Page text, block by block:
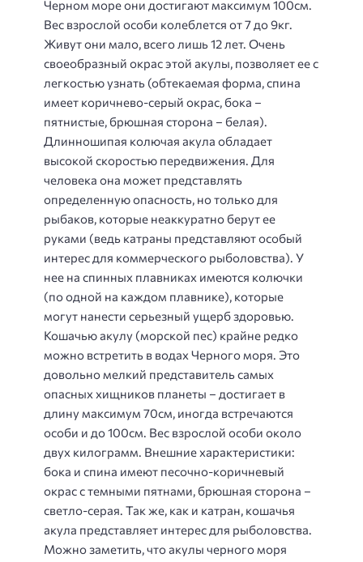
Черном море они достигают максимум 100см.
Вес взрослой особи колеблется от 7 до 9кг.
Живут они мало, всего лишь 12 лет. Очень
своеобразный окрас этой акулы, позволяет ее с
легкостью узнать (обтекаемая форма, спина
имеет коричнево-серый окрас, бока –
пятнистые, брюшная сторона – белая).
Длинношипая колючая акула обладает
высокой скоростью передвижения. Для
человека она может представлять
определенную опасность, но только для
рыбаков, которые неаккуратно берут ее
руками (ведь катраны представляют особый
интерес для коммерческого рыболовства). У
нее на спинных плавниках имеются колючки
(по одной на каждом плавнике), которые
могут нанести серьезный ущерб здоровью.
Кошачью акулу (морской пес) крайне редко
можно встретить в водах Черного моря. Это
довольно мелкий представитель самых
опасных хищников планеты – достигает в
длину максимум 70см, иногда встречаются
особи и до 100см. Вес взрослой особи около
двух килограмм. Внешние характеристики:
бока и спина имеют песочно-коричневый
окрас с темными пятнами, брюшная сторона –
светло-серая. Так же, как и катран, кошачья
акула представляет интерес для рыболовства.
Можно заметить, что акулы черного моря